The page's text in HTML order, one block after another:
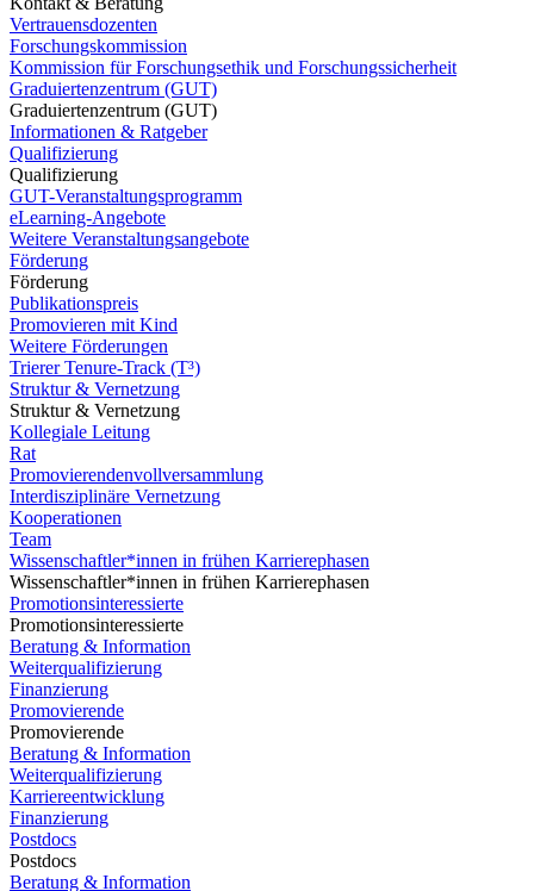
Vertrauensdozenten
Forschungskommission
Kommission für Forschungsethik und Forschungssicherheit
Graduiertenzentrum (GUT)
Graduiertenzentrum (GUT)
Informationen & Ratgeber
Qualifizierung
Qualifizierung
GUT-Veranstaltungsprogramm
eLearning-Angebote
Weitere Veranstaltungsangebote
Förderung
Förderung
Publikationspreis
Promovieren mit Kind
Weitere Förderungen
Trierer Tenure-Track (T³)
Struktur & Vernetzung
Struktur & Vernetzung
Kollegiale Leitung
Rat
Promovierendenvollversammlung
Interdisziplinäre Vernetzung
Kooperationen
Team
Wissenschaftler*innen in frühen Karrierephasen
Wissenschaftler*innen in frühen Karrierephasen
Promotionsinteressierte
Promotionsinteressierte
Beratung & Information
Weiterqualifizierung
Finanzierung
Promovierende
Promovierende
Beratung & Information
Weiterqualifizierung
Karriereentwicklung
Finanzierung
Postdocs
Postdocs
Beratung & Information